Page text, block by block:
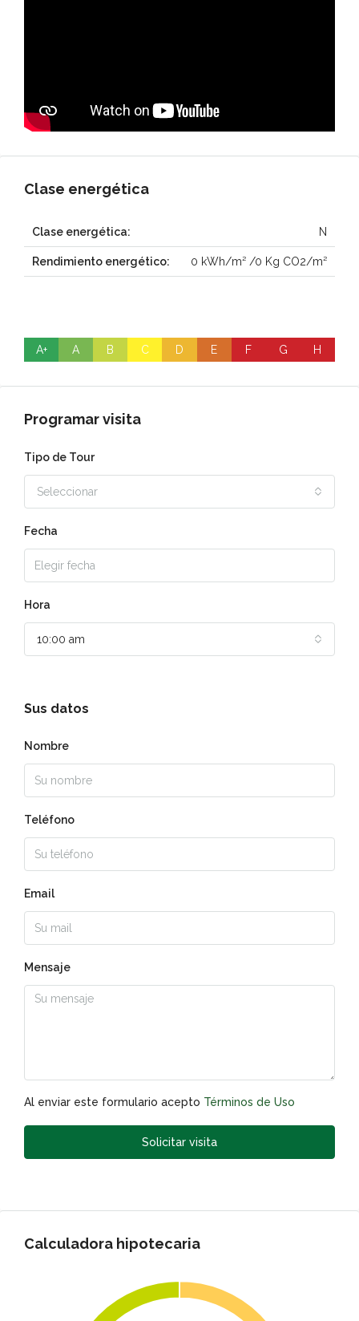
Clase energética
Clase energética: N
Rendimiento energético: 0 kWh/m² /0 Kg CO2/m²
A+ A B C D E F G H
Programar visita
Tipo de Tour
Seleccionar
Fecha
Hora
10:00 am
Sus datos
Nombre
Teléfono
Email
Mensaje
Al enviar este formulario acepto Términos de Uso
Solicitar visita
Calculadora hipotecaria